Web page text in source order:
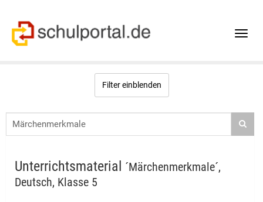
Toggle
Filter einblenden
Unterrichtsmaterial ´Märchenmerkmale´,
Deutsch, Klasse 5